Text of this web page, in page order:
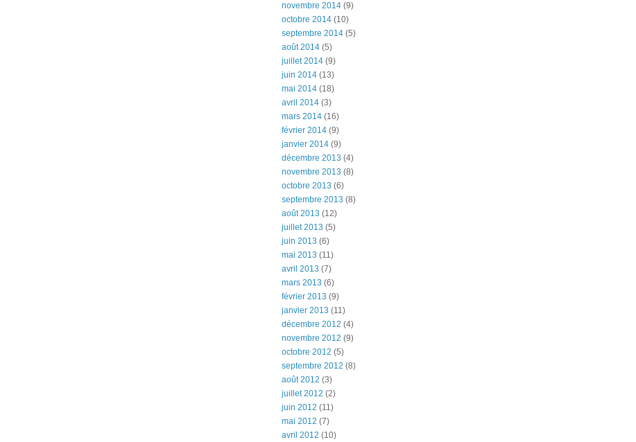
novembre 2014 (9)
octobre 2014 (10)
septembre 2014 (5)
août 2014 (5)
juillet 2014 (9)
juin 2014 (13)
mai 2014 (18)
avril 2014 (3)
mars 2014 (16)
février 2014 (9)
janvier 2014 (9)
décembre 2013 (4)
novembre 2013 (8)
octobre 2013 (6)
septembre 2013 (8)
août 2013 (12)
juillet 2013 (5)
juin 2013 (6)
mai 2013 (11)
avril 2013 (7)
mars 2013 (6)
février 2013 (9)
janvier 2013 (11)
décembre 2012 (4)
novembre 2012 (9)
octobre 2012 (5)
septembre 2012 (8)
août 2012 (3)
juillet 2012 (2)
juin 2012 (11)
mai 2012 (7)
avril 2012 (10)